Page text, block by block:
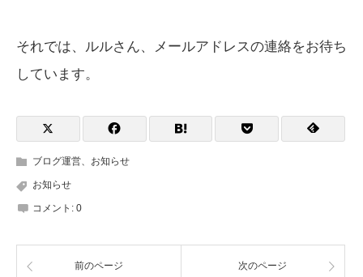
それでは、ルルさん、メールアドレスの連絡をお待ち
しています。
ブログ運営、お知らせ
お知らせ
コメント: 0
前のページ 次のページ